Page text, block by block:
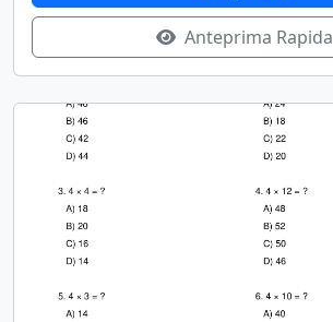
Anteprima Rapida